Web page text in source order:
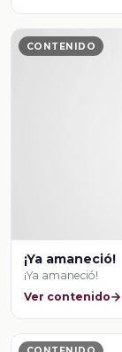
CONTENIDO
¡Ya amaneció!
¡Ya amaneció!
Ver contenido